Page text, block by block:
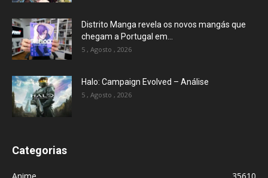
Distrito Manga revela os novos mangás que
chegam a Portugal em...
5 , Agosto , 2026
Halo: Campaign Evolved – Análise
5 , Agosto , 2026
Categorias